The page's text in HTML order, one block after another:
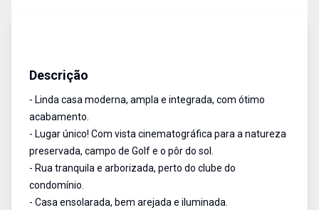
Descrição
- Linda casa moderna, ampla e integrada, com ótimo
acabamento.
- Lugar único! Com vista cinematográfica para a natureza
preservada, campo de Golf e o pôr do sol.
- Rua tranquila e arborizada, perto do clube do
condomínio.
- Casa ensolarada, bem arejada e iluminada.